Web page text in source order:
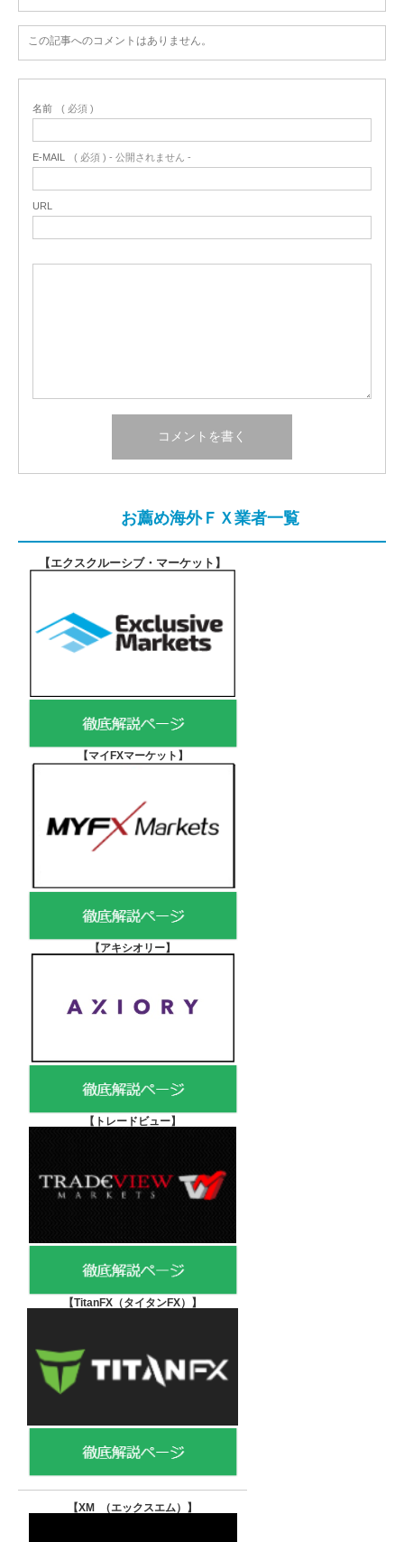
この記事へのコメントはありません。
名前 ( 必須 )
E-MAIL ( 必須 ) - 公開されません -
URL
お薦め海外ＦＸ業者一覧
【エクスクルーシブ・マーケット 】
【マイFXマーケット 】
【アキシオリー】
【 トレードビュー】
【TitanFX（タイタンFX） 】
【XM （エックスエム） 】